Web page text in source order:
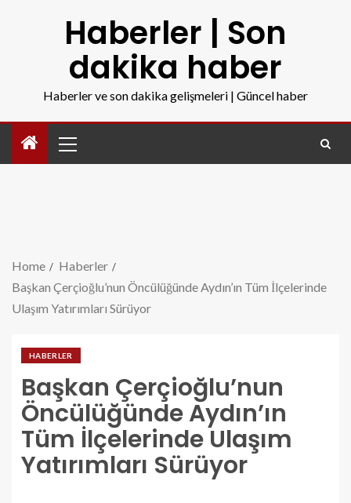
Haberler | Son
dakika haber
Haberler ve son dakika gelişmeleri | Güncel haber
Home
Haberler
Başkan Çerçioğlu’nun Öncülüğünde Aydın’ın Tüm İlçelerinde
Ulaşım Yatırımları Sürüyor
HABERLER
Başkan Çerçioğlu’nun
Öncülüğünde Aydın’ın
Tüm İlçelerinde Ulaşım
Yatırımları Sürüyor